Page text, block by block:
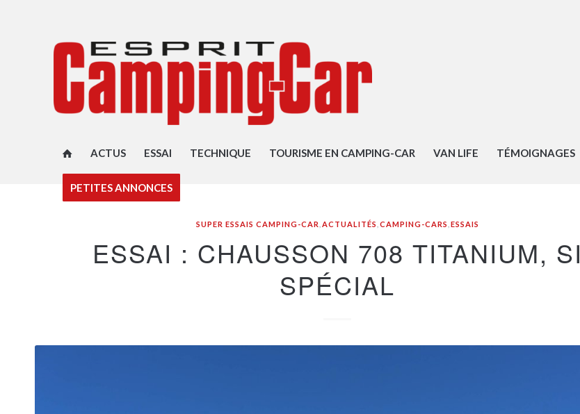
ACTUS ESSAI TECHNIQUE TOURISME EN CAMPING-CAR VAN LIFE TÉMOIGNAGES
PETITES ANNONCES
SUPER ESSAIS CAMPING-CAR ACTUALITÉS CAMPING-CARS ESSAIS
ESSAI : CHAUSSON 708 TITANIUM, SI
SPÉCIAL